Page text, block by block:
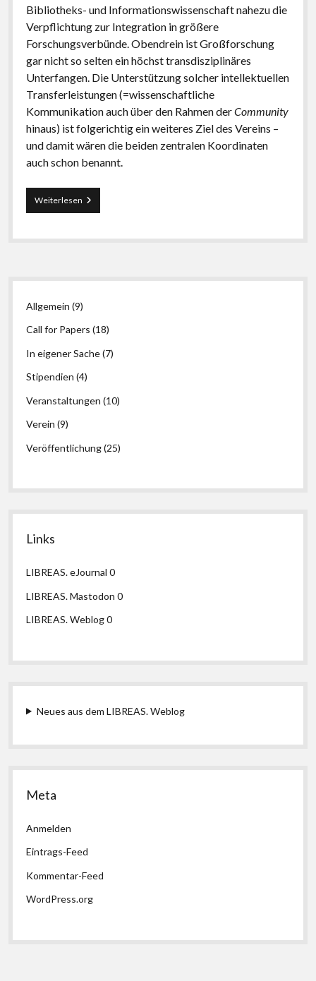
Bibliotheks- und Informationswissenschaft nahezu die
Verpflichtung zur Integration in größere
Forschungsverbünde. Obendrein ist Großforschung
gar nicht so selten ein höchst transdisziplinäres
Unterfangen. Die Unterstützung solcher intellektuellen
Transferleistungen (=wissenschaftliche
Kommunikation auch über den Rahmen derCommunity
hinaus) ist folgerichtig ein weiteres Ziel des Vereins –
und damit wären die beiden zentralen Koordinaten
auch schon benannt.
WeiterlesenEindrücke
von
Unkonferenz
LIBREAS.
Summer
School
Seitenleiste
Allgemein (9)
Call for Papers (18)
In eigener Sache(7)
Stipendien (4)
Veranstaltungen (10)
Verein (9)
Veröffentlichung(25)
Links
LIBREAS. eJournal 0
LIBREAS. Mastodon 0
LIBREAS. Weblog0
Neues aus dem LIBREAS. Weblog
Meta
Anmelden
Eintrags-Feed
Kommentar-Feed
WordPress.org